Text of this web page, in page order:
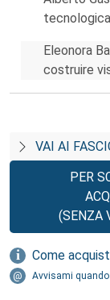
Eleonora
costruire
VAI AI
PER
(SENZA
Come
Avvisami